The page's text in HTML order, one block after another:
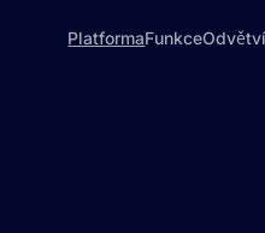
PlatformaFunkceOdvětví